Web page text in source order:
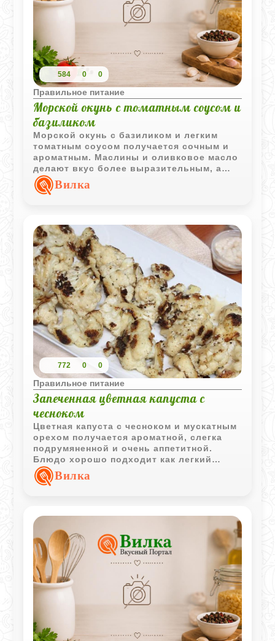
584 0 0
Правильное питание
Морской окунь с томатным соусом и
базиликом
Морской окунь с базиликом и легким
томатным соусом получается сочным и
ароматным. Маслины и оливковое масло
делают вкус более выразительным, а
свежий базилик добавляет
средиземноморские нотки.
Вилка
772 0 0
Правильное питание
Запеченная цветная капуста с
чесноком
Цветная капуста с чесноком и мускатным
орехом получается ароматной, слегка
подрумяненной и очень аппетитной.
Блюдо хорошо подходит как легкий
гарнир или самостоятельная овощная
закуска.Вилка